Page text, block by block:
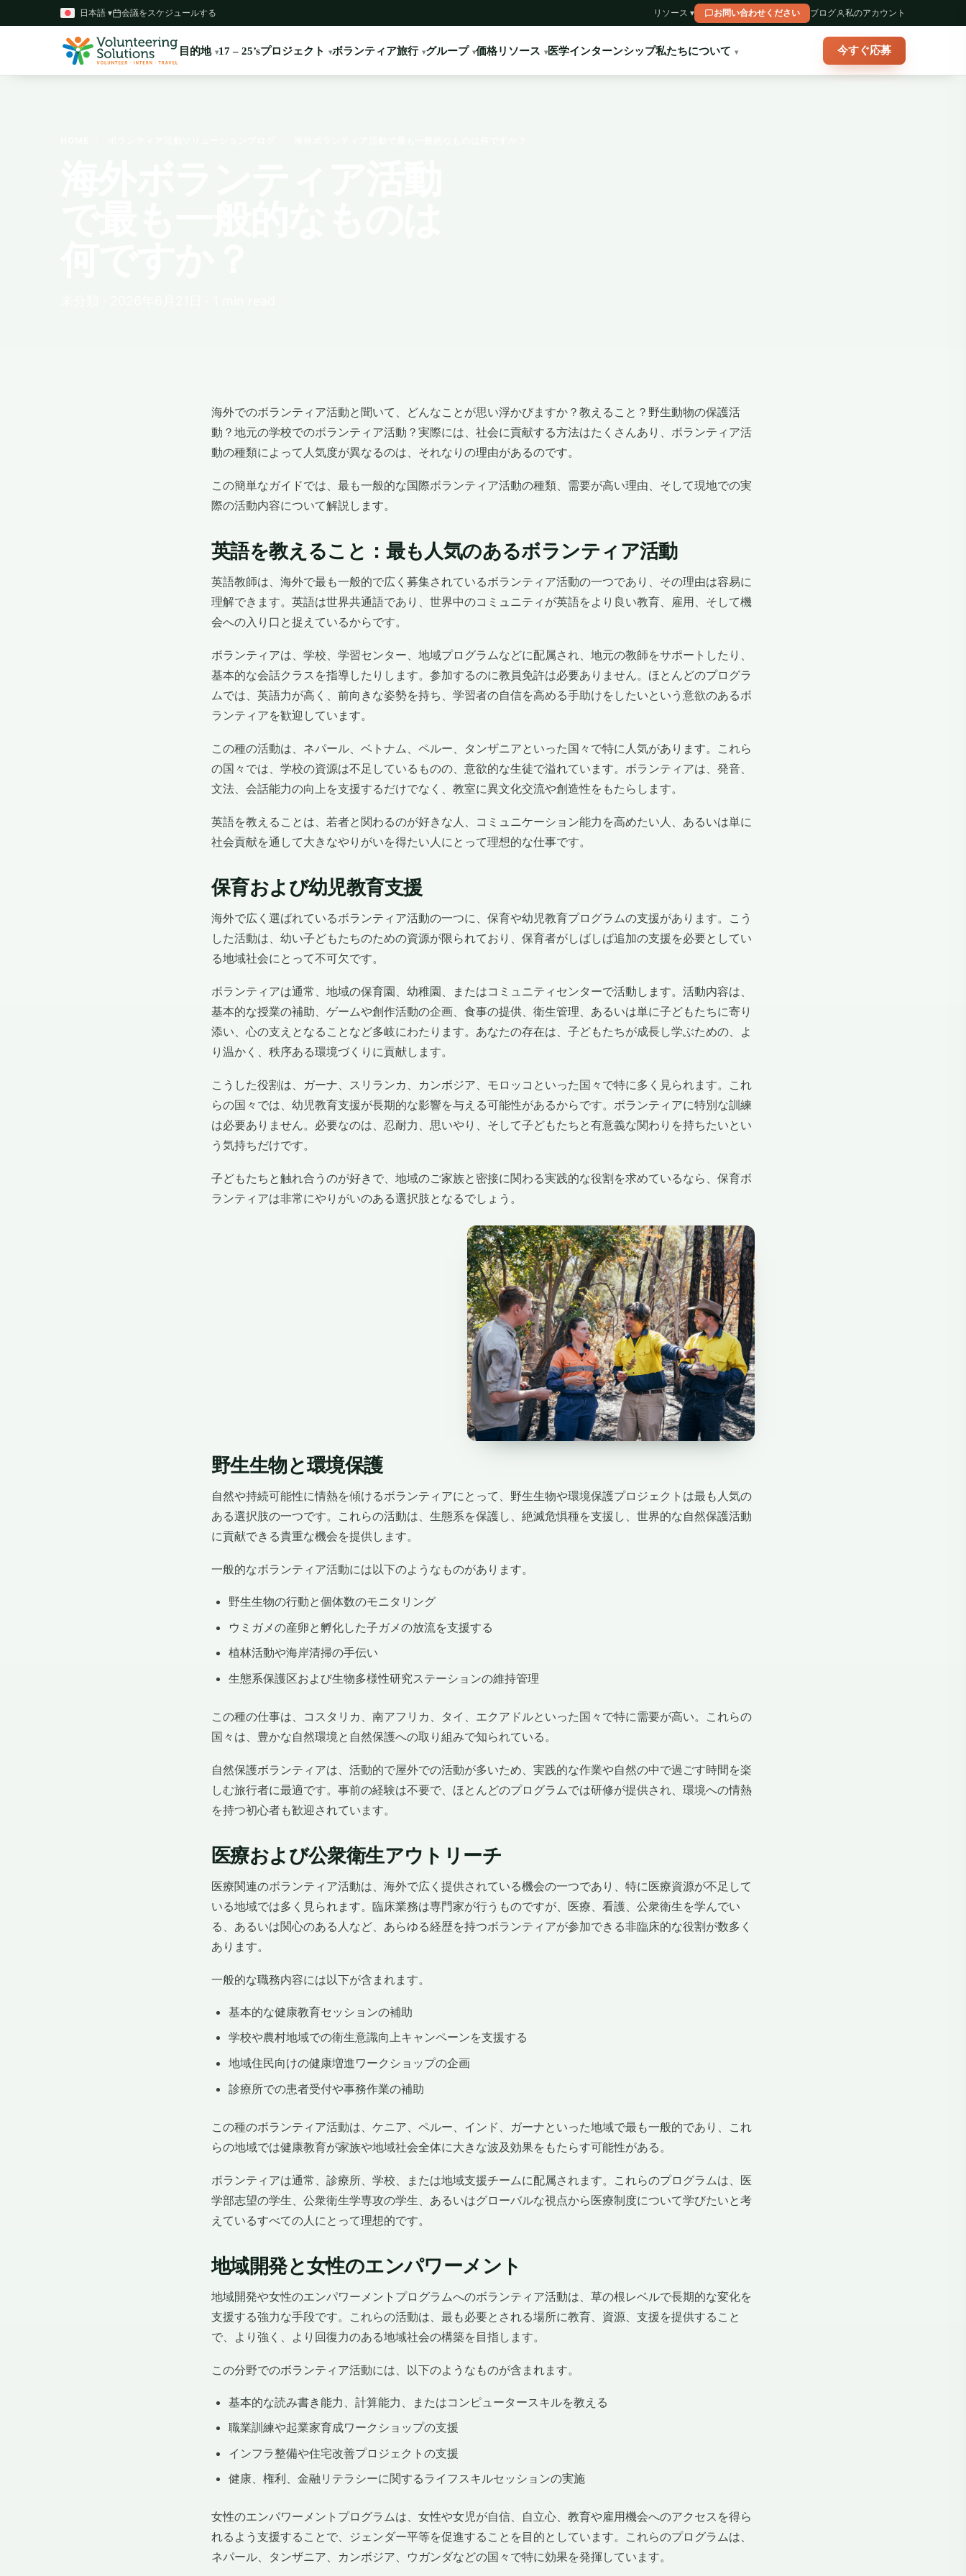
日本語 ▾ 会議をスケジュールする リソース ▾ お問い合わせください ブログ 私のアカウント
目的地 17 – 25’sプロジェクト ボランティア旅行 グループ 価格リソース 医学インターンシップ私たちについて 今すぐ応募
海外でのボランティア活動と聞いて、どんなことが思い浮かびますか？教えること？野生動物の保護活
動？地元の学校でのボランティア活動？実際には、社会に貢献する方法はたくさんあり、ボランティア活
動の種類によって人気度が異なるのは、それなりの理由があるのです。
この簡単なガイドでは、最も一般的な国際ボランティア活動の種類、需要が高い理由、そして現地での実
際の活動内容について解説します。
英語を教えること：最も人気のあるボランティア活動
英語教師は、海外で最も一般的で広く募集されているボランティア活動の一つであり、その理由は容易に
理解できます。英語は世界共通語であり、世界中のコミュニティが英語をより良い教育、雇用、そして機
会への入り口と捉えているからです。
ボランティアは、学校、学習センター、地域プログラムなどに配属され、地元の教師をサポートしたり、
基本的な会話クラスを指導したりします。参加するのに教員免許は必要ありません。ほとんどのプログラ
ムでは、英語力が高く、前向きな姿勢を持ち、学習者の自信を高める手助けをしたいという意欲のあるボ
ランティアを歓迎しています。
この種の活動は、ネパール、ベトナム、ペルー、タンザニアといった国々で特に人気があります。これら
の国々では、学校の資源は不足しているものの、意欲的な生徒で溢れています。ボランティアは、発音、
文法、会話能力の向上を支援するだけでなく、教室に異文化交流や創造性をもたらします。
英語を教えることは、若者と関わるのが好きな人、コミュニケーション能力を高めたい人、あるいは単に
社会貢献を通して大きなやりがいを得たい人にとって理想的な仕事です。
保育および幼児教育支援
海外で広く選ばれているボランティア活動の一つに、保育や幼児教育プログラムの支援があります。こう
した活動は、幼い子どもたちのための資源が限られており、保育者がしばしば追加の支援を必要としてい
る地域社会にとって不可欠です。
ボランティアは通常、地域の保育園、幼稚園、またはコミュニティセンターで活動します。活動内容は、
基本的な授業の補助、ゲームや創作活動の企画、食事の提供、衛生管理、あるいは単に子どもたちに寄り
添い、心の支えとなることなど多岐にわたります。あなたの存在は、子どもたちが成長し学ぶための、よ
り温かく、秩序ある環境づくりに貢献します。
こうした役割は、ガーナ、スリランカ、カンボジア、モロッコといった国々で特に多く見られます。これ
らの国々では、幼児教育支援が長期的な影響を与える可能性があるからです。ボランティアに特別な訓練
は必要ありません。必要なのは、忍耐力、思いやり、そして子どもたちと有意義な関わりを持ちたいとい
う気持ちだけです。
子どもたちと触れ合うのが好きで、地域のご家族と密接に関わる実践的な役割を求めているなら、保育ボ
ランティアは非常にやりがいのある選択肢となるでしょう。
野生生物と環境保護
自然や持続可能性に情熱を傾けるボランティアにとって、野生生物や環境保護プロジェクトは最も人気の
ある選択肢の一つです。これらの活動は、生態系を保護し、絶滅危惧種を支援し、世界的な自然保護活動
に貢献できる貴重な機会を提供します。
一般的なボランティア活動には以下のようなものがあります。
野生生物の行動と個体数のモニタリング
ウミガメの産卵と孵化した子ガメの放流を支援する
植林活動や海岸清掃の手伝い
生態系保護区および生物多様性研究ステーションの維持管理
この種の仕事は、コスタリカ、南アフリカ、タイ、エクアドルといった国々で特に需要が高い。これらの
国々は、豊かな自然環境と自然保護への取り組みで知られている。
自然保護ボランティアは、活動的で屋外での活動が多いため、実践的な作業や自然の中で過ごす時間を楽
しむ旅行者に最適です。事前の経験は不要で、ほとんどのプログラムでは研修が提供され、環境への情熱
を持つ初心者も歓迎されています。
医療および公衆衛生アウトリーチ
医療関連のボランティア活動は、海外で広く提供されている機会の一つであり、特に医療資源が不足して
いる地域では多く見られます。臨床業務は専門家が行うものですが、医療、看護、公衆衛生を学んでい
る、あるいは関心のある人など、あらゆる経歴を持つボランティアが参加できる非臨床的な役割が数多く
あります。
一般的な職務内容には以下が含まれます。
基本的な健康教育セッションの補助
学校や農村地域での衛生意識向上キャンペーンを支援する
地域住民向けの健康増進ワークショップの企画
診療所での患者受付や事務作業の補助
この種のボランティア活動は、ケニア、ペルー、インド、ガーナといった地域で最も一般的であり、これ
らの地域では健康教育が家族や地域社会全体に大きな波及効果をもたらす可能性がある。
ボランティアは通常、診療所、学校、または地域支援チームに配属されます。これらのプログラムは、医
学部志望の学生、公衆衛生学専攻の学生、あるいはグローバルな視点から医療制度について学びたいと考
えているすべての人にとって理想的です。
地域開発と女性のエンパワーメント
地域開発や女性のエンパワーメントプログラムへのボランティア活動は、草の根レベルで長期的な変化を
支援する強力な手段です。これらの活動は、最も必要とされる場所に教育、資源、支援を提供すること
で、より強く、より回復力のある地域社会の構築を目指します。
この分野でのボランティア活動には、以下のようなものが含まれます。
基本的な読み書き能力、計算能力、またはコンピュータースキルを教える
職業訓練や起業家育成ワークショップの支援
インフラ整備や住宅改善プロジェクトの支援
健康、権利、金融リテラシーに関するライフスキルセッションの実施
女性のエンパワーメントプログラムは、女性や女児が自信、自立心、教育や雇用機会へのアクセスを得ら
れるよう支援することで、ジェンダー平等を促進することを目的としています。これらのプログラムは、
ネパール、タンザニア、カンボジア、ウガンダなどの国々で特に効果を発揮しています。